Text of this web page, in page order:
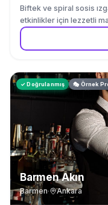
Biftek ve spiral sosis
etkinlikler için lezzetli
✓ Doğrulanmış 🎭 Örnek
Barmen Akın
Barmen· Ankara